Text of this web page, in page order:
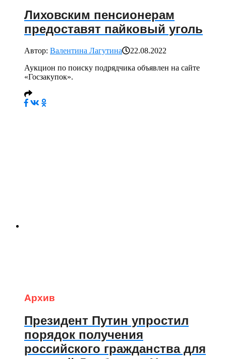
Лиховским пенсионерам
предоставят пайковый уголь
Автор: Валентина Лагутина
22.08.2022
Аукцион по поиску подрядчика объявлен на сайте
«Госзакупок».
Архив
Президент Путин упростил
порядок получения
российского гражданства для